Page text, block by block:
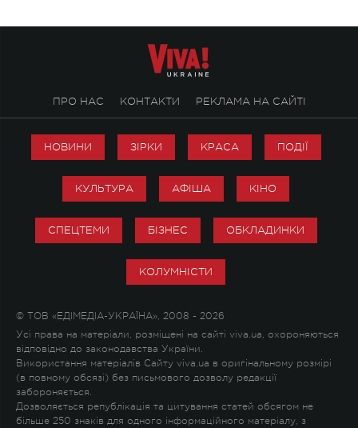
ПРО НАС КОНТАКТИ РЕКЛАМА НА САЙТІ
НОВИНИ ЗІРКИ КРАСА ПОДІЇ
КУЛЬТУРА АФІША КІНО
СПЕЦТЕМИ БІЗНЕС ОБКЛАДИНКИ
КОЛУМНІСТИ
© ТОВ «ЕДІМЕДІА-УКРАЇНА», 2008 - 2026
Усі права на матеріали, розміщені на сайті viva.ua, охороняються
відповідно до законодавства України.
Використання матеріалів Сайту viva.ua в оригінальному розмірі
(в повному обсязі) без письмового дозволу редакції
забороняється.
Дозволяється републікація та цитування статей обсягом не
більше 250 знаків для одного інформаційного матеріалу, з